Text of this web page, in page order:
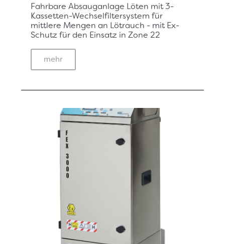
Fahrbare Absauganlage Löten mit 3-
Kassetten-Wechselfiltersystem für
mittlere Mengen an Lötrauch - mit Ex-
Schutz für den Einsatz in Zone 22
mehr